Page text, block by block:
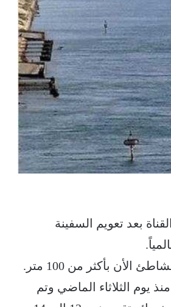
بعد تعويم السفينة
بأكثر من 100 متر.
يوم الثلاثاء الماضي وتم